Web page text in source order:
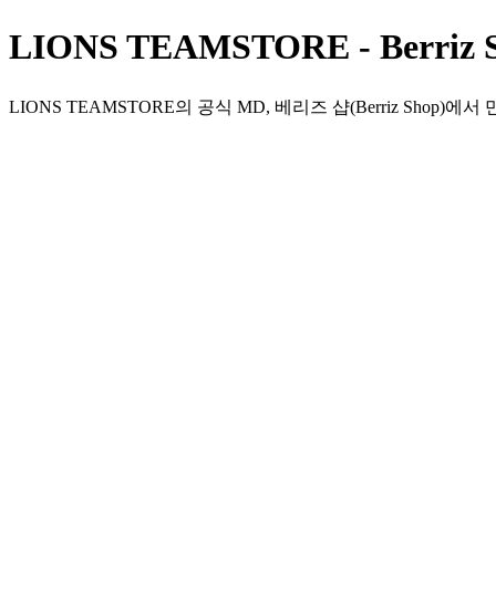
LIONS TEAMSTORE - Berriz
LIONS TEAMSTORE의 공식 MD, 베리즈 샵(Berriz Shop)에서